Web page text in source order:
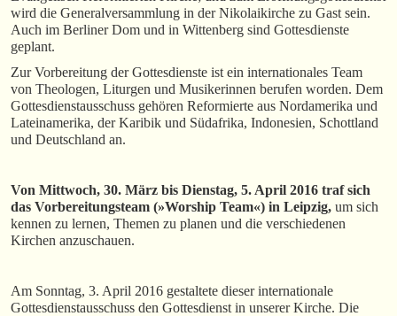
wird die Generalversammlung in der Nikolaikirche zu Gast sein.
Auch im Berliner Dom und in Wittenberg sind Gottesdienste
geplant.
Zur Vorbereitung der Gottesdienste ist ein internationales Team
von Theologen, Liturgen und Musikerinnen berufen worden. Dem
Gottesdienstausschuss gehören Reformierte aus Nordamerika und
Lateinamerika, der Karibik und Südafrika, Indonesien, Schottland
und Deutschland an.
Von Mittwoch, 30. März bis Dienstag, 5. April 2016 traf sich
das Vorbereitungsteam (»Worship Team«) in Leipzig, um sich
kennen zu lernen, Themen zu planen und die verschiedenen
Kirchen anzuschauen.
Am Sonntag, 3. April 2016 gestaltete dieser internationale
Gottesdienstausschuss den Gottesdienst in unserer Kirche. Die